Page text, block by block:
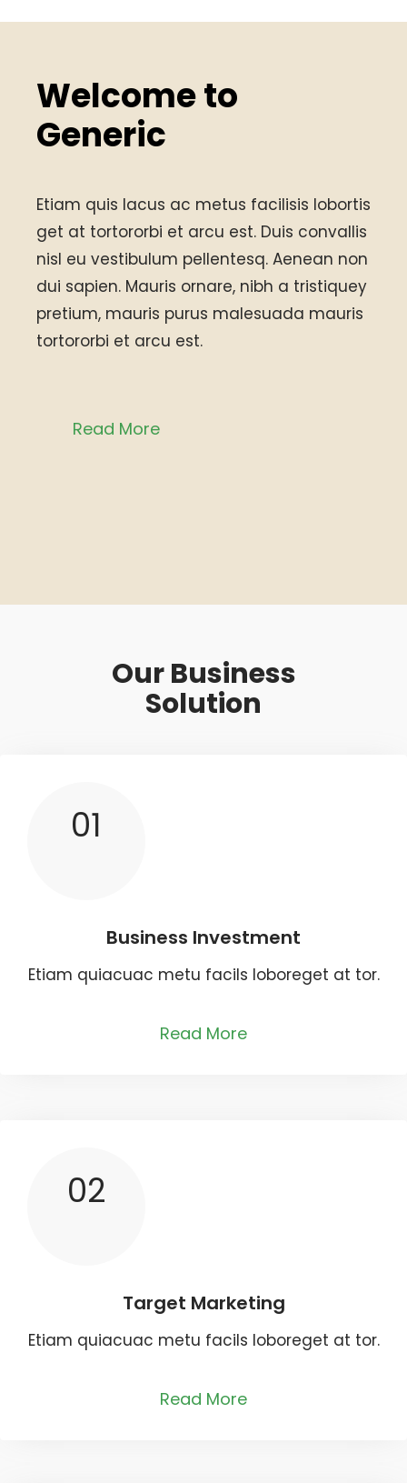
Welcome to
Generic
Etiam quis lacus ac metus facilisis lobortis
get at tortororbi et arcu est. Duis convallis
nisl eu vestibulum pellentesq. Aenean non
dui sapien. Mauris ornare, nibh a tristiquey
pretium, mauris purus malesuada mauris
tortororbi et arcu est.
Read More
Our Business
Solution
01
Business Investment
Etiam quiacuac metu facils loboreget at tor.
Read More
02
Target Marketing
Etiam quiacuac metu facils loboreget at tor.
Read More